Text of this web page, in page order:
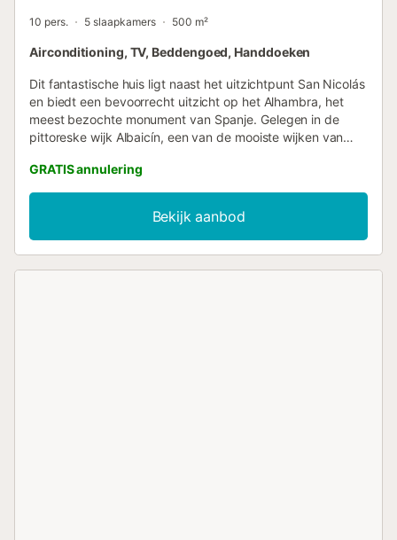
10 pers. 5 slaapkamers 500 m²
Airconditioning, TV, Beddengoed, Handdoeken
Dit fantastische huis ligt naast het uitzichtpunt San Nicolás
en biedt een bevoorrecht uitzicht op het Alhambra, het
meest bezochte monument van Spanje. Gelegen in de
pittoreske wijk Albaicín, een van de mooiste wijken van
grond en eerste verdieping) geschikt voor 10 gasten. Bij
binnenkomst wordt u verwelkomd door een woon-
eetkamer met een bank, Smart TV, fauteuil, bijzettafel en
een eettafel voor 6 personen. Vanuit de woonkamer heeft
u toegang tot de achtertuin, met buitenmeubilair, een
GRATIS annulering
Bekijk aanbod